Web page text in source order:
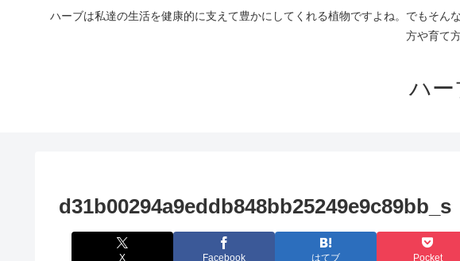
ハーブは私達の生活を健康的に支えて豊かにしてくれる植物ですよね。でもそ
方や育て
ハー
d31b00294a9eddb848bb25249e9c89bb_s
X Facebook はてブ Pocket